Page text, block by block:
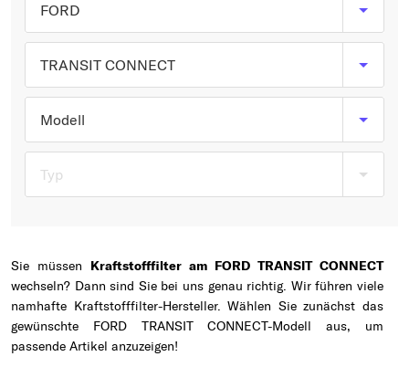
FORD
TRANSIT CONNECT
Modell
Typ
Sie müssen Kraftstofffilter am FORD TRANSIT CONNECT
wechseln? Dann sind Sie bei uns genau richtig. Wir führen viele
namhafte Kraftstofffilter-Hersteller. Wählen Sie zunächst das
gewünschte FORD TRANSIT CONNECT-Modell aus, um
passende Artikel anzuzeigen!